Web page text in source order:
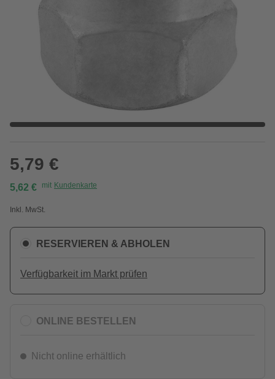
5,79 €
5,62 € mit Kundenkarte
Inkl. MwSt.
RESERVIEREN & ABHOLEN
Verfügbarkeit im Markt prüfen
ONLINE BESTELLEN
Nicht online erhältlich